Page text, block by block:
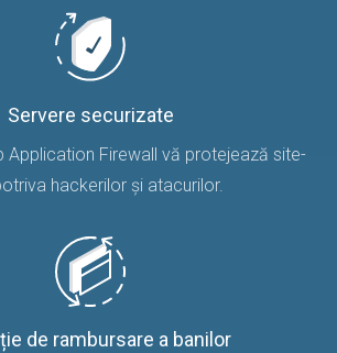
Servere securizate
Application Firewall vă protejează site-
hackerilor și atacurilor.
de rambursare a banilor